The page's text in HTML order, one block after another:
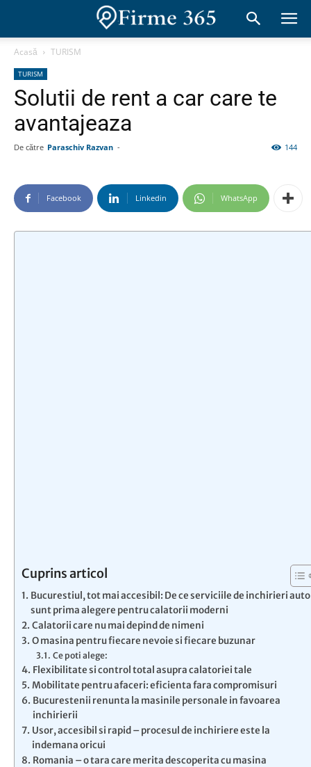
Acasă TURISM
TURISM
Solutii de rent a car care te
avantajeaza
De către Paraschiv Razvan - 144
Facebook Linkedin WhatsApp
Cuprins articol
Bucurestiul, tot mai accesibil: De ce serviciile de inchirieri auto
sunt prima alegere pentru calatorii moderni
Calatorii care nu mai depind de nimeni
O masina pentru fiecare nevoie si fiecare buzunar
Ce poti alege:
Flexibilitate si control total asupra calatoriei tale
Mobilitate pentru afaceri: eficienta fara compromisuri
Bucurestenii renunta la masinile personale in favoarea
inchirierii
Usor, accesibil si rapid – procesul de inchiriere este la
indemana oricui
Romania – o tara care merita descoperita cu masina